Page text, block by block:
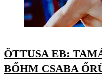
ÖTTUSA EB:
BŐHM CSABA